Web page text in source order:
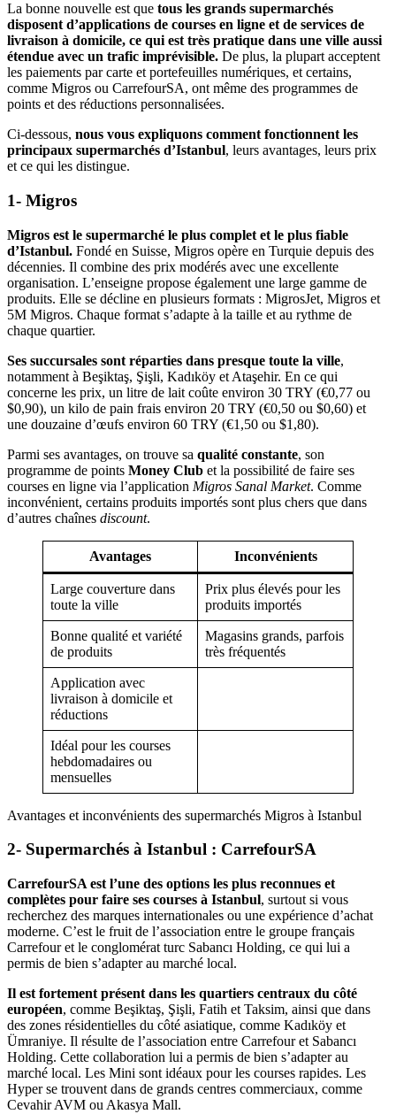
La bonne nouvelle est que tous les grands supermarchés
disposent d’applications de courses en ligne et de services de
livraison à domicile, ce qui est très pratique dans une ville aussi
étendue avec un trafic imprévisible. De plus, la plupart acceptent
les paiements par carte et portefeuilles numériques, et certains,
comme Migros ou CarrefourSA, ont même des programmes de
points et des réductions personnalisées.
Ci-dessous, nous vous expliquons comment fonctionnent les
principaux supermarchés d’Istanbul, leurs avantages, leurs prix
et ce qui les distingue.
1- Migros
Migros est le supermarché le plus complet et le plus fiable
d’Istanbul. Fondé en Suisse, Migros opère en Turquie depuis des
décennies. Il combine des prix modérés avec une excellente
organisation. L’enseigne propose également une large gamme de
produits. Elle se décline en plusieurs formats : MigrosJet, Migros et
5M Migros. Chaque format s’adapte à la taille et au rythme de
chaque quartier.
Ses succursales sont réparties dans presque toute la ville,
notamment à Beşiktaş, Şişli, Kadıköy et Ataşehir. En ce qui
concerne les prix, un litre de lait coûte environ 30 TRY (€0,77 ou
$0,90), un kilo de pain frais environ 20 TRY (€0,50 ou $0,60) et
une douzaine d’œufs environ 60 TRY (€1,50 ou $1,80).
Parmi ses avantages, on trouve sa qualité constante, son
programme de points Money Club et la possibilité de faire ses
courses en ligne via l’application Migros Sanal Market. Comme
inconvénient, certains produits importés sont plus chers que dans
d’autres chaînes discount.
Avantages Inconvénients
Large couverture dans
toute la ville
Prix plus élevés pour les
produits importés
Bonne qualité et variété
de produits
Magasins grands, parfois
très fréquentés
Application avec
livraison à domicile et
réductions
Idéal pour les courses
hebdomadaires ou
mensuelles
Avantages et inconvénients des supermarchés Migros à Istanbul
2- Supermarchés à Istanbul : CarrefourSA
CarrefourSA est l’une des options les plus reconnues et
complètes pour faire ses courses à Istanbul, surtout si vous
recherchez des marques internationales ou une expérience d’achat
moderne. C’est le fruit de l’association entre le groupe français
Carrefour et le conglomérat turc Sabancı Holding, ce qui lui a
permis de bien s’adapter au marché local.
Il est fortement présent dans les quartiers centraux du côté
européen, comme Beşiktaş, Şişli, Fatih et Taksim, ainsi que dans
des zones résidentielles du côté asiatique, comme Kadıköy et
Ümraniye. Il résulte de l’association entre Carrefour et Sabancı
Holding. Cette collaboration lui a permis de bien s’adapter au
marché local. Les Mini sont idéaux pour les courses rapides. Les
Hyper se trouvent dans de grands centres commerciaux, comme
Cevahir AVM ou Akasya Mall.